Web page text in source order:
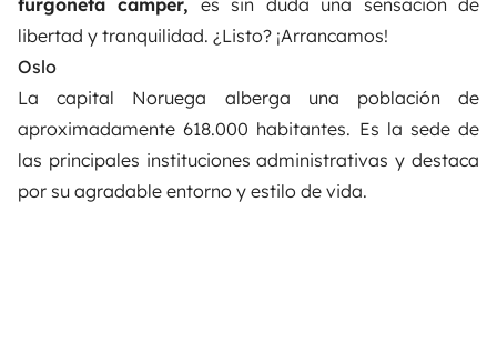
libertad y tranquilidad. ¿Listo? ¡Arrancamos!
Oslo
La capital Noruega alberga una población de
aproximadamente 618.000 habitantes. Es la sede de
las principales instituciones administrativas y destaca
por su agradable entorno y estilo de vida.